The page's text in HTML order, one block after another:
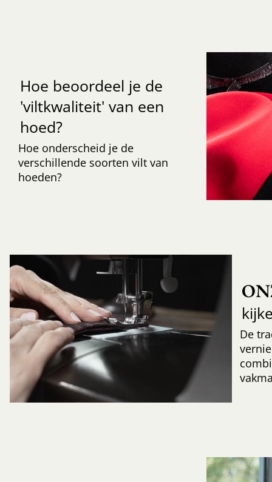
Hoe beoordeel je de
'viltkwaliteit' van een
hoed?
Hoe onderscheid je de
verschillende soorten vilt van
hoeden?
De